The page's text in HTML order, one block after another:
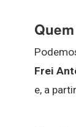
Frei
e, a